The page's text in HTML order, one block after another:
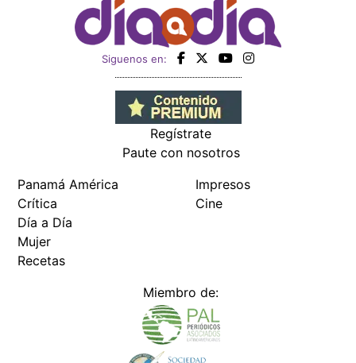
Siguenos en:
Regístrate
Paute con nosotros
Panamá América
Crítica
Día a Día
Mujer
Recetas
Impresos
Cine
Miembro de: